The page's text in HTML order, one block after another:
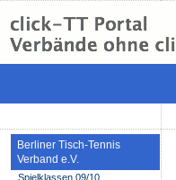
Berliner Tisch-Tennis
Verband e.V.
Spielklassen 09/10